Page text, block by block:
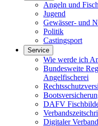
Angeln und
Jugend
Gewässer- und
Politik
Castingsport
Service
Wie werde ich
Bundesweite
Angelfischerei
DAFV
Digitaler